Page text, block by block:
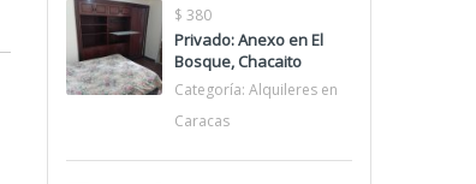
$ 380
Privado: Anexo en El
Bosque, Chacaito
Categoría: Alquileres en
Caracas